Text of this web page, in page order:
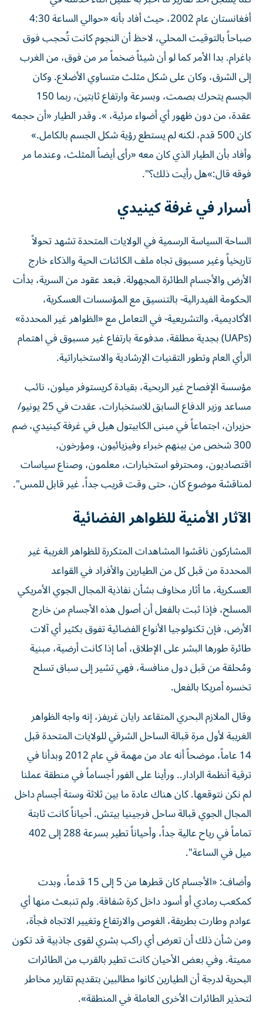
أفغانستان عام 2002، حيث أفاد بأنه «حوالي الساعة 4:30
صباحاً بالتوقيت المحلي، لاحظ أن النجوم كانت تُحجب فوق
باغرام. بدا الأمر كما لو أن شيئاً ضخماً مر من فوق، من الغرب
إلى الشرق، وكان على شكل مثلث متساوي الأضلاع. وكان
الجسم يتحرك بصمت، وبسرعة وارتفاع ثابتين، ربما 150
عقدة، من دون ظهور أي أضواء مرئية، ». وقدر الطيار «أن حجمه
كان 500 قدم، لكنه لم يستطع رؤية شكل الجسم بالكامل.»
وأفاد بأن الطيار الذي كان معه «رأى أيضاً المثلث، وعندما مر
فوقه قال:»هل رأيت ذلك؟".
أسرار في غرفة كينيدي
الساحة السياسة الرسمية في الولايات المتحدة تشهد تحولاً
تاريخياً وغير مسبوق تجاه ملف الكائنات الحية والذكاء خارج
الأرض والأجسام الطائرة المجهولة. فبعد عقود من السرية، بدأت
الحكومة الفيدرالية- بالتنسيق مع المؤسسات العسكرية،
الأكاديمية، والتشريعية- في التعامل مع «الظواهر غير المحددة»
(UAPs) بجدية مطلقة، مدفوعة بارتفاع غير مسبوق في اهتمام
الرأي العام وتطور التقنيات الإرشادية والاستخباراتية.
مؤسسة الإفصاح غير الربحية، بقيادة كريستوفر ميلون، نائب
مساعد وزير الدفاع السابق للاستخبارات، عقدت في 25 يونيو/
حزيران، اجتماعاً في مبنى الكابيتول هيل في غرفة كينيدي، ضم
300 شخص من بينهم خبراء وفيزيائيون، ومؤرخون،
اقتصاديون، ومحترفو استخبارات، معلمون، وصناع سياسات
لمناقشة موضوع كان، حتى وقت قريب جداً، غير قابل للمس".
الآثار الأمنية للظواهر الفضائية
المشاركون ناقشوا المشاهدات المتكررة للظواهر الغريبة غير
المحددة من قبل كل من الطيارين والأفراد في القواعد
العسكرية، ما أثار مخاوف بشأن نفاذية المجال الجوي الأمريكي
المسلح، فإذا ثبت بالفعل أن أصول هذه الأجسام من خارج
الأرض، فإن تكنولوجيا الأنواع الفضائية تفوق بكثير أي آلات
طائرة طورها البشر على الإطلاق، أما إذا كانت أرضية، مبنية
ومُحلقة من قبل دول منافسة، فهي تشير إلى سباق تسلح
تخسره أمريكا بالفعل.
وقال الملازم البحري المتقاعد رايان غريفز، إنه واجه الظواهر
الغريبة لأول مرة قبالة الساحل الشرقي للولايات المتحدة قبل
14 عاماً، موضحاً أنه عاد من مهمة في عام 2012 وبدأنا في
ترقية أنظمة الرادار.. ورأينا على الفور أجساماً في منطقة عملنا
لم نكن نتوقعها. كان هناك عادة ما بين ثلاثة وستة أجسام داخل
المجال الجوي قبالة ساحل فرجينيا بيتش. أحياناً كانت ثابتة
تماماً في رياح عالية جداً، وأحياناً تطير بسرعة 288 إلى 402
ميل في الساعة".
وأضاف: «الأجسام كان قطرها من 5 إلى 15 قدماً، وبدت
كمكعب رمادي أو أسود داخل كرة شفافة. ولم تنبعث منها أي
عوادم وطارت بطريقة، الغوص والارتفاع وتغيير الاتجاه فجأة،
ومن شأن ذلك أن تعرض أي راكب بشري لقوى جاذبية قد تكون
مميتة. وفي بعض الأحيان كانت تطير بالقرب من الطائرات
البحرية لدرجة أن الطيارين كانوا مطالبين بتقديم تقارير مخاطر
لتحذير الطائرات الأخرى العاملة في المنطقة».